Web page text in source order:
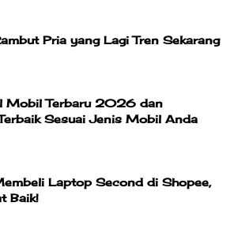
Pria yang Lagi Tren Sekarang
Mobil Terbaru 2026 dan
Sesuai Jenis Mobil Anda
Laptop Second di Shopee,
Baik!